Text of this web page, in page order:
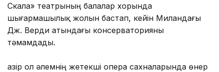
Скала» театрының балалар хорында
шығармашылық жолын бастап, кейін Миландағы
Дж. Верди атындағы консерваторияны
тәмамдады.
Қазір ол әлемнің жетекші опера сахналарында өнер